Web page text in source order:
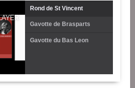
Rond de St Vincent
Gavotte de Brasparts
Gavotte du Bas Leon